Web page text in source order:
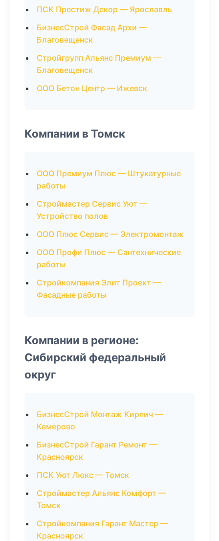
ПСК Престиж Декор — Ярославль
БизнесСтрой Фасад Архи —
Благовещенск
Стройгрупп Альянс Премиум —
Благовещенск
ООО Бетон Центр — Ижевск
Компании в Томск
ООО Премиум Плюс — Штукатурные
работы
Строймастер Сервис Уют —
Устройство полов
ООО Плюс Сервис — Электромонтаж
ООО Профи Плюс — Сантехнические
работы
Стройкомпания Элит Проект —
Фасадные работы
Компании в регионе:
Сибирский федеральный
округ
БизнесСтрой Монтаж Кирпич —
Кемерово
БизнесСтрой Гарант Ремонт —
Красноярск
ПСК Уют Люкс — Томск
Строймастер Альянс Комфорт —
Томск
Стройкомпания Гарант Мастер —
Красноярск